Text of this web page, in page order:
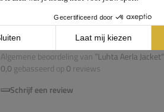
Algemene beoordeling van ”Luhta Aerla Jacket“
0,0 gebasseerd op 0 reviews
Schrijf een review